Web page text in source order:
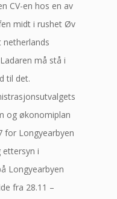
CV-en hos en av
midt i rushet Øv
netherlands
må stå i
til det.
og økonomiplan
for Longyearbyen
ettersyn i
Longyearbyen
fra 28.11 –